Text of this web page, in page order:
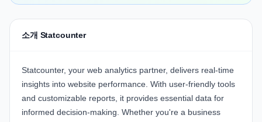
소개 Statcounter
Statcounter, your web analytics partner, delivers real-time
insights into website performance. With user-friendly tools
and customizable reports, it provides essential data for
informed decision-making. Whether you're a business